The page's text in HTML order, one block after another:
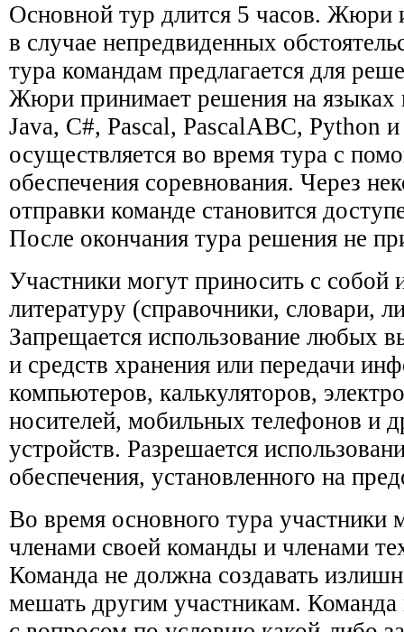
Основной тур длится 5 часов. Жюри
в случае непредвиденных
тура командам предлагается для
Жюри принимает решения на языках
Java, C#, Pascal, PascalABC, Python
осуществляется во время тура с
обеспечения соревнования. Через
отправки команде становится
После окончания тура решения не
Участники могут приносить с собой
литературу (справочники, словари,
Запрещается использование любых
и средств хранения или передачи
компьютеров, калькуляторов,
носителей, мобильных телефонов и
устройств. Разрешается
обеспечения, установленного на
Во время основного тура участники
членами своей команды и членами
Команда не должна создавать
мешать другим участникам.